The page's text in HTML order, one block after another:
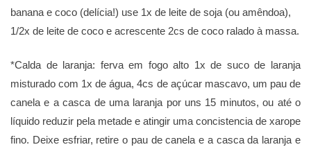
banana e coco (delícia!) use 1x de leite de soja (ou amêndoa),
1/2x de leite de coco e acrescente 2cs de coco ralado à massa.
*Calda de laranja: ferva em fogo alto 1x de suco de laranja
misturado com 1x de água, 4cs de açúcar mascavo, um pau de
canela e a casca de uma laranja por uns 15 minutos, ou até o
líquido reduzir pela metade e atingir uma concistencia de xarope
fino. Deixe esfriar, retire o pau de canela e a casca da laranja e